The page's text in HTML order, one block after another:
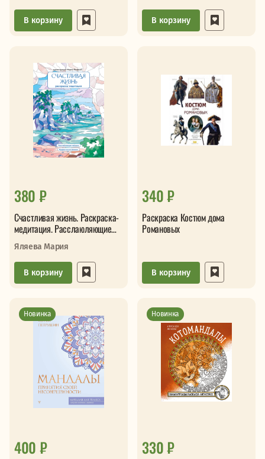
В корзину В корзину
380 ₽
Счастливая жизнь. Раскраска-
медитация. Расслаюляющие
великих
Яляева Мария
В корзину
340 ₽
Раскраска Костюм дома
Романовых
В корзину
Новинка
400 ₽
Новинка
330 ₽